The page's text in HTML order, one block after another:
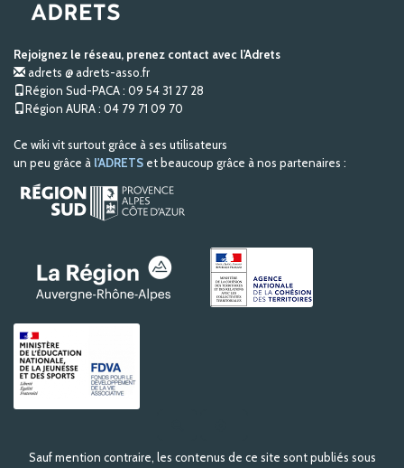
Rejoignez le réseau, prenez contact avec l'Adrets
adrets @ adrets-asso.fr
Région Sud-PACA : 09 54 31 27 28
Région AURA : 04 79 71 09 70
Ce wiki vit surtout grâce à ses utilisateurs
un peu grâce à l'ADRETS et beaucoup grâce à nos partenaires :
h
Sauf mention contraire, les contenus de ce site sont publiés sous